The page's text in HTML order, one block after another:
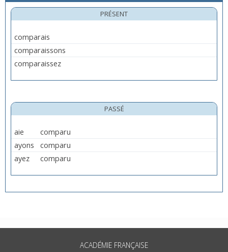
PRÉSENT
comparais
comparaissons
comparaissez
PASSÉ
aie
comparu
ayons
comparu
ayez
comparu
ACADÉMIE FRANÇAISE